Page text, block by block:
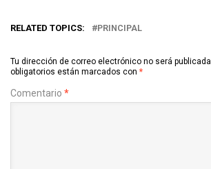
RELATED TOPICS: PRINCIPAL
Tu dirección de correo electrónico no será publicada.
obligatorios están marcados con *
Comentario *